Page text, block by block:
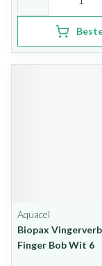
Aquacel
Biopax
Finger Bob Wit 6